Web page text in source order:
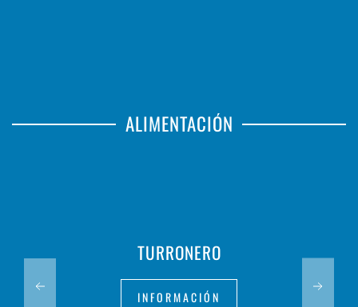
ALIMENTACIÓN
TURRONERO
INFORMACIÓN